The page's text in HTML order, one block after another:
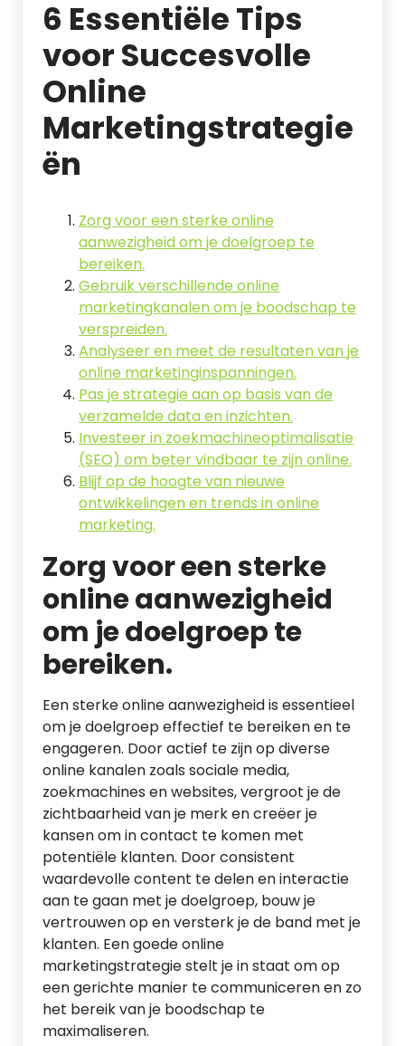
6 Essentiële Tips
voor Succesvolle
Online
Marketingstrategie
ën
Zorg voor een sterke online
aanwezigheid om je doelgroep te
bereiken.
Gebruik verschillende online
marketingkanalen om je boodschap te
verspreiden.
Analyseer en meet de resultaten van je
online marketinginspanningen.
Pas je strategie aan op basis van de
verzamelde data en inzichten.
Investeer in zoekmachineoptimalisatie
(SEO) om beter vindbaar te zijn online.
Blijf op de hoogte van nieuwe
ontwikkelingen en trends in online
marketing.
Zorg voor een sterke
online aanwezigheid
om je doelgroep te
bereiken.
Een sterke online aanwezigheid is essentieel
om je doelgroep effectief te bereiken en te
engageren. Door actief te zijn op diverse
online kanalen zoals sociale media,
zoekmachines en websites, vergroot je de
zichtbaarheid van je merk en creëer je
kansen om in contact te komen met
potentiële klanten. Door consistent
waardevolle content te delen en interactie
aan te gaan met je doelgroep, bouw je
vertrouwen op en versterk je de band met je
klanten. Een goede online
marketingstrategie stelt je in staat om op
een gerichte manier te communiceren en zo
het bereik van je boodschap te
maximaliseren.